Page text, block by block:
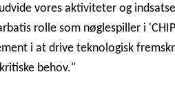
vores aktiviteter og
rolle som nøglespiller i
i at drive teknologisk
behov."